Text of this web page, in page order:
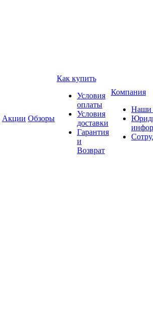
Акции Обзоры
Как купить
Условия
оплаты
Условия
доставки
Гарантия
и
Возврат
Компания
Наши